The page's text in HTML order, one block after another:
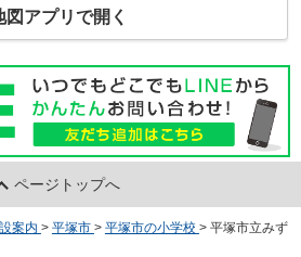
図アプリで開く
ページトップへ
案内 > 平塚市 > 平塚市の小学校 > 平塚市立みず